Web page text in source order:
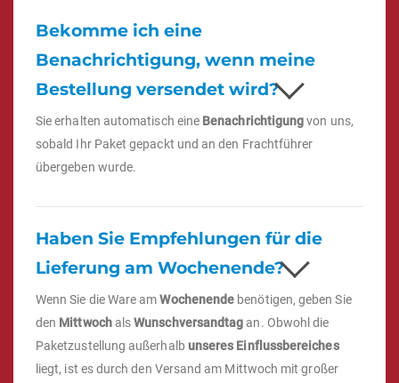
Bekomme ich eine
Benachrichtigung, wenn meine
Bestellung versendet wird?
Sie erhalten automatisch eine Benachrichtigungvon uns,
sobald Ihr Paket gepackt und an den Frachtführer
übergeben wurde.
Haben Sie Empfehlungen für die
Lieferung am Wochenende?
Wenn Sie die Ware amWochenende benötigen, geben Sie
den MittwochalsWunschversandtagan. Obwohl die
Paketzustellung außerhalb unseres Einflussbereiches
liegt, ist es durch den Versand am Mittwoch mit großer